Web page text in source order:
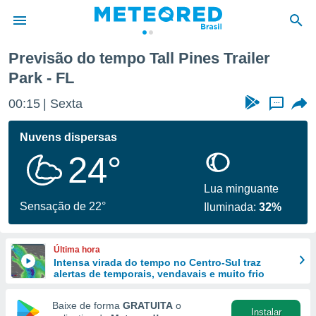
da
por
para
fornecidas
e
forma
Previsão do tempo Tall Pines Trailer
Park - FL
00:15 Sexta ...
Nuvens dispersas
24°
Sensação de 22°
Lua minguante
Iluminada:32%
Última hora
Intensa virada do tempo no Centro-Sul traz
alertas de temporais, vendavais e muito frio
Baixe de forma GRATUITA o
Instalar